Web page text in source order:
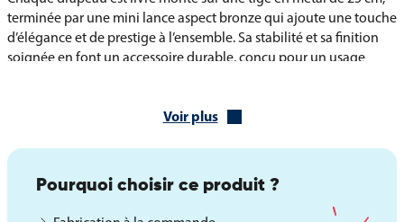
terminée par une mini lance aspect bronze qui ajoute une touche
d’élégance et de prestige à l’ensemble. Sa stabilité et sa finition
soignée en font un accessoire durable, conçu pour un usage
Socles disponibles et options de présentation
Pour accompagner le Drapeau de Table de la Ligue Arabe,
présentation à vos besoins :
Voir plus
Pourquoi choisir ce produit ?